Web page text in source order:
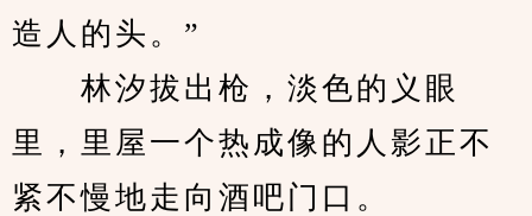
造人的头。”
林汐拔出枪，淡色的义眼
里，里屋一个热成像的人影正不
紧不慢地走向酒吧门口。